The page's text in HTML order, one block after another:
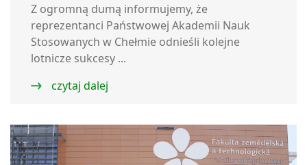
Z ogromną dumą informujemy, że
reprezentanci Państwowej Akademii Nauk
Stosowanych w Chełmie odnieśli kolejne
lotnicze sukcesy ...
czytaj dalej